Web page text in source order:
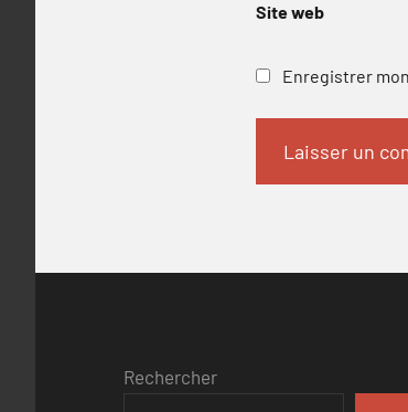
Site web
Enregistrer
Rechercher